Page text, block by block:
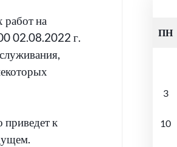
работ на
02.08.2022 г.
к
ПН
3
10